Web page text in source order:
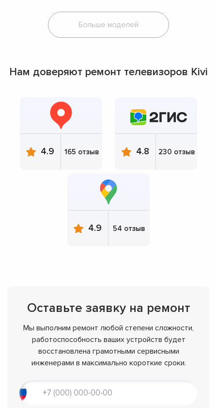
Больше моделей
Нам доверяют ремонт телевизоров Kivi
4.9 165 отзыв 4.8 230 отзыв
4.9 54 отзыв
Оставьте заявку на ремонт
Мы выполним ремонт любой степени сложности,
работоспособность ваших устройств будет
восстановлена грамотными сервисными
инженерами в максимально короткие сроки.